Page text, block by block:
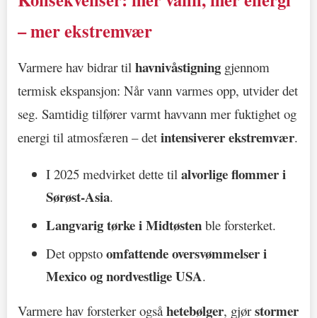
– mer ekstremvær
Varmere hav bidrar til havnivåstigning gjennom
termisk ekspansjon: Når vann varmes opp, utvider det
seg. Samtidig tilfører varmt havvann mer fuktighet og
energi til atmosfæren – det intensiverer ekstremvær.
I 2025 medvirket dette til alvorlige flommer i
Sørøst-Asia.
Langvarig tørke i Midtøsten ble forsterket.
Det oppsto omfattende oversvømmelser i
Mexico og nordvestlige USA.
Varmere hav forsterker ogsåhetebølger, gjørstormer